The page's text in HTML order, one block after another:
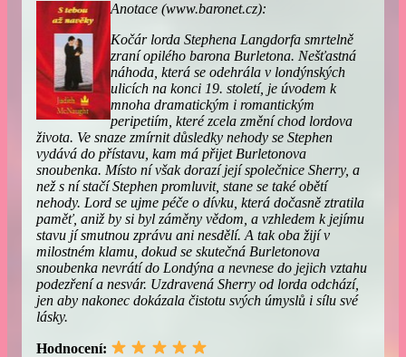
Anotace (www.baronet.cz):
Kočár lorda Stephena Langdorfa smrtelně
zraní opilého barona Burletona. Nešťastná
náhoda, která se odehrála v londýnských
ulicích na konci 19. století, je úvodem k
mnoha dramatickým i romantickým
peripetiím, které zcela změní chod lordova
života. Ve snaze zmírnit důsledky nehody se Stephen
vydává do přístavu, kam má přijet Burletonova
snoubenka. Místo ní však dorazí její společnice Sherry, a
než s ní stačí Stephen promluvit, stane se také obětí
nehody. Lord se ujme péče o dívku, která dočasně ztratila
paměť, aniž by si byl záměny vědom, a vzhledem k jejímu
stavu jí smutnou zprávu ani nesdělí. A tak oba žijí v
milostném klamu, dokud se skutečná Burletonova
snoubenka nevrátí do Londýna a nevnese do jejich vztahu
podezření a nesvár. Uzdravená Sherry od lorda odchází,
jen aby nakonec dokázala čistotu svých úmyslů i sílu své
lásky.
Hodnocení: